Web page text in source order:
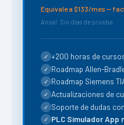
Equivale a $133/mes —
Anual · Sin días de prueba
✓ +200 horas de
✓ Roadmap Allen-
✓ Roadmap Siemens
✓ Actualizaciones de
✓ Soporte de dudas
✓ PLC Simulador App